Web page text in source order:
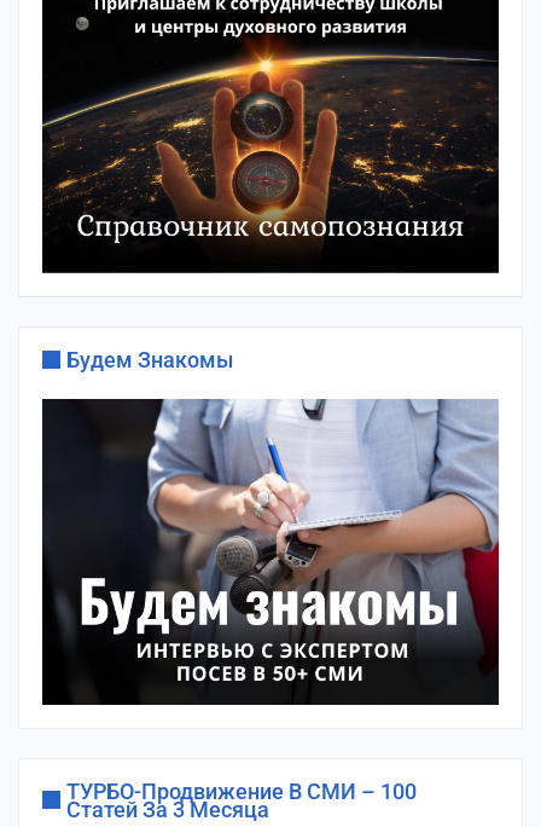
Будем Знакомы
ТУРБО-Продвижение В СМИ – 100
Статей За 3 Месяца